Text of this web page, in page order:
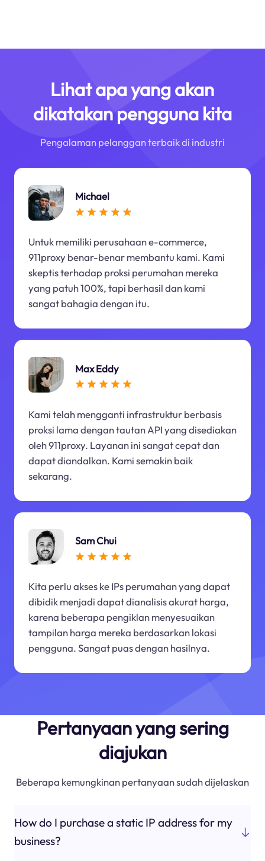
Lihat apa yang akan
dikatakan pengguna kita
Pengalaman pelanggan terbaik di industri
Michael
Untuk memiliki perusahaan e-commerce,
911proxy benar-benar membantu kami. Kami
skeptis terhadap proksi perumahan mereka
yang patuh 100%, tapi berhasil dan kami
sangat bahagia dengan itu.
Max Eddy
Kami telah mengganti infrastruktur berbasis
proksi lama dengan tautan API yang disediakan
oleh 911proxy. Layanan ini sangat cepat dan
dapat diandalkan. Kami semakin baik
sekarang.
Sam Chui
Kita perlu akses ke IPs perumahan yang dapat
dibidik menjadi dapat dianalisis akurat harga,
karena beberapa pengiklan menyesuaikan
tampilan harga mereka berdasarkan lokasi
pengguna. Sangat puas dengan hasilnya.
Pertanyaan yang sering
diajukan
Beberapa kemungkinan pertanyaan sudah dijelaskan
How do I purchase a static IP address for my
business?